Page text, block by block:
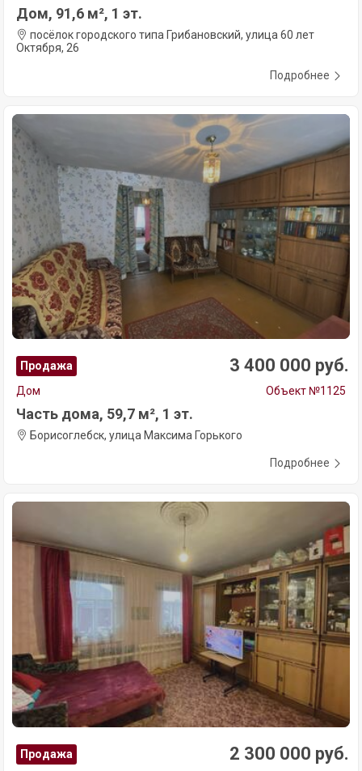
Дом, 91,6 м², 1 эт.
посёлок городского типа Грибановский, улица 60 лет
Октября, 26
Подробнее
Продажа 3 400 000 руб.
Дом Объект №1125
Часть дома, 59,7 м², 1 эт.
Борисоглебск, улица Максима Горького
Подробнее
Продажа 2 300 000 руб.